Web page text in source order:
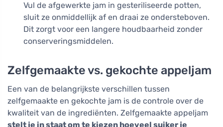
Vul de afgewerkte jam in gesteriliseerde potten,
sluit ze onmiddellijk af en draai ze ondersteboven.
Dit zorgt voor een langere houdbaarheid zonder
conserveringsmiddelen.
Zelfgemaakte vs. gekochte appeljam
Een van de belangrijkste verschillen tussen
zelfgemaakte en gekochte jam is de controle over de
kwaliteit van de ingrediënten. Zelfgemaakte appeljam
stelt je in staat om te kiezen hoeveel suiker je